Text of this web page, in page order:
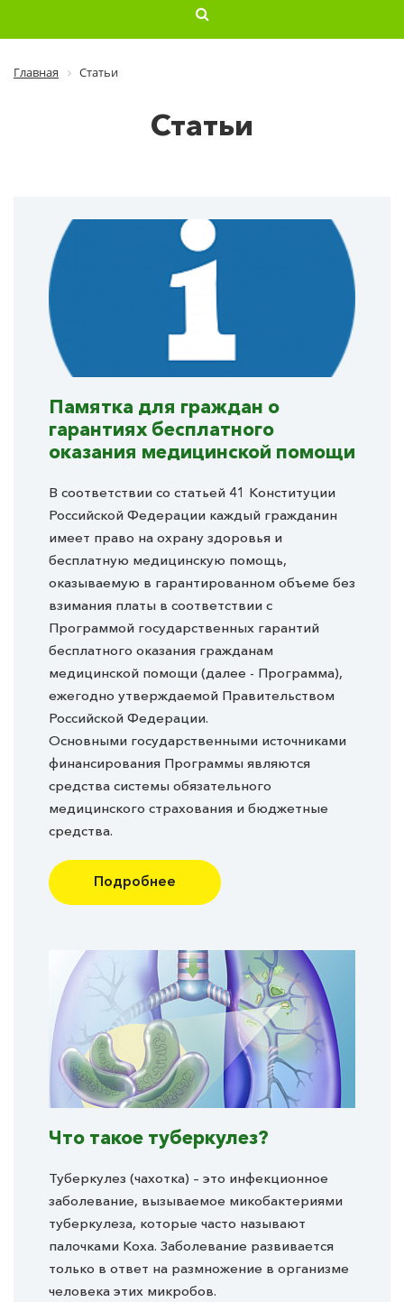
Главная Статьи
Статьи
Памятка для граждан о
гарантиях бесплатного
оказания медицинской помощи
В соответствии со статьей 41 Конституции
Российской Федерации каждый гражданин
имеет право на охрану здоровья и
бесплатную медицинскую помощь,
оказываемую в гарантированном объеме без
взимания платы в соответствии с
Программой государственных гарантий
бесплатного оказания гражданам
медицинской помощи (далее - Программа),
ежегодно утверждаемой Правительством
Российской Федерации.
Основными государственными источниками
финансирования Программы являются
средства системы обязательного
медицинского страхования и бюджетные
средства.
Подробнее
Что такое туберкулез?
Туберкулез (чахотка) – это инфекционное
заболевание, вызываемое микобактериями
туберкулеза, которые часто называют
палочками Коха. Заболевание развивается
только в ответ на размножение в организме
человека этих микробов.